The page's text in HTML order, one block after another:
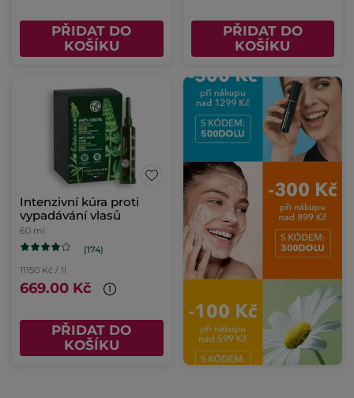
PŘIDAT DO
KOŠÍKU
PŘIDAT DO
KOŠÍKU
Intenzivní kúra proti
vypadávání vlasů
60 ml
(174)
11150 Kč / 1l
669.00 Kč
PŘIDAT DO
KOŠÍKU